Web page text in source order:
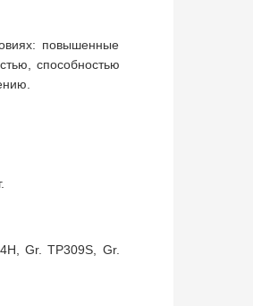
повышенные
способностью
Gr. TP309S, Gr.